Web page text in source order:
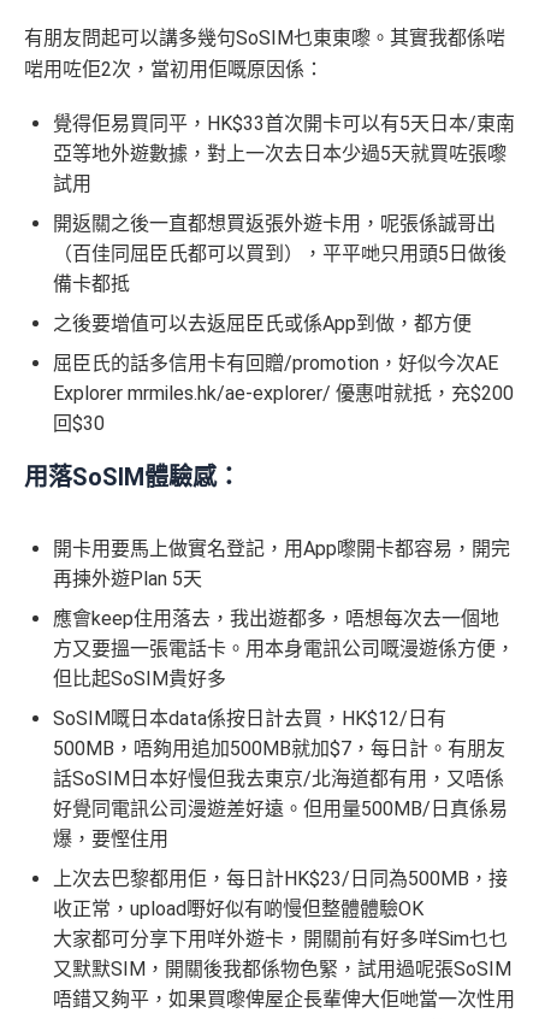
有朋友問起可以講多幾句SoSIM乜東東嚟。其實我都係啱
啱用咗佢2次，當初用佢嘅原因係：
覺得佢易買同平，HK$33首次開卡可以有5天日本/東南
亞等地外遊數據，對上一次去日本少過5天就買咗張嚟
試用
開返關之後一直都想買返張外遊卡用，呢張係誠哥出
（百佳同屈臣氏都可以買到），平平哋只用頭5日做後
備卡都抵
之後要增值可以去返屈臣氏或係App到做，都方便
屈臣氏的話多信用卡有回贈/promotion，好似今次AE
Explorer mrmiles.hk/ae-explorer/ 優惠咁就抵，充$200
回$30
用落SoSIM體驗感：
開卡用要馬上做實名登記，用App嚟開卡都容易，開完
再揀外遊Plan 5天
應會keep住用落去，我出遊都多，唔想每次去一個地
方又要搵一張電話卡。用本身電訊公司嘅漫遊係方便，
但比起SoSIM貴好多
SoSIM嘅日本data係按日計去買，HK$12/日有
500MB，唔夠用追加500MB就加$7，每日計。有朋友
話SoSIM日本好慢但我去東京/北海道都有用，又唔係
好覺同電訊公司漫遊差好遠。但用量500MB/日真係易
爆，要慳住用
上次去巴黎都用佢，每日計HK$23/日同為500MB，接
收正常，upload嘢好似有啲慢但整體體驗OK
大家都可分享下用咩外遊卡，開關前有好多咩Sim乜乜
又默默SIM，開關後我都係物色緊，試用過呢張SoSIM
唔錯又夠平，如果買嚟俾屋企長輩俾大佢哋當一次性用